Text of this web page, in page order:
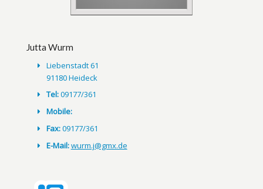
Jutta Wurm
Liebenstadt 61
91180 Heideck
Tel:09177/361
Mobile:
Fax:09177/361
E-Mail:wurm.j@gmx.de